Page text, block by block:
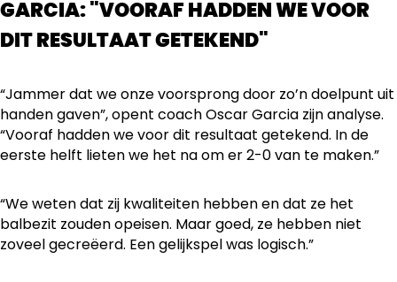
GARCIA: "VOORAF HADDEN WE VOOR
DIT RESULTAAT GETEKEND"
“Jammer dat we onze voorsprong door zo’n doelpunt uit
handen gaven”, opent coach Oscar Garcia zijn analyse.
“Vooraf hadden we voor dit resultaat getekend. In de
eerste helft lieten we het na om er 2-0 van te maken.”
“We weten dat zij kwaliteiten hebben en dat ze het
balbezit zouden opeisen. Maar goed, ze hebben niet
zoveel gecreëerd. Een gelijkspel was logisch.”